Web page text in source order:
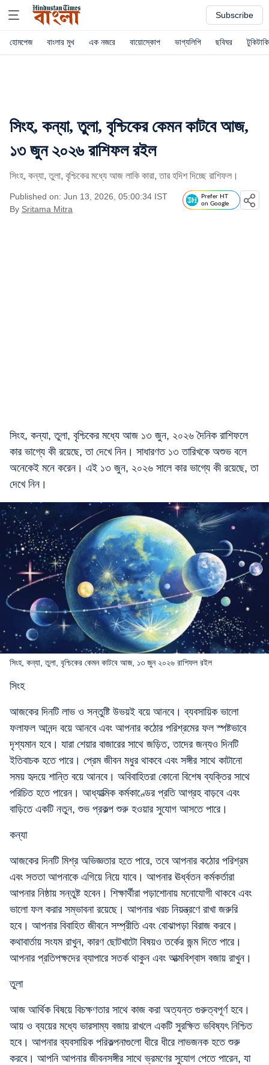
Subscribe
হোমপেজ বাংলার মুখ এক নজরে বায়োস্কোপ ভাগ্যলিপি ছবিঘর টুকিটাকি
সিংহ, কন্যা, তুলা, বৃশ্চিকের কেমন কাটবে আজ,
১৩ জুন ২০২৬ রাশিফল রইল
সিংহ, কন্যা, তুলা, বৃশ্চিকের মধ্যে আজ লাকি কারা, তার হদিশ দিচ্ছে রাশিফল।
Published on: Jun 13, 2026, 05:00:34 IST
By Sritama Mitra
Prefer HT
on Google
সিংহ, কন্যা, তুলা, বৃশ্চিকের মধ্যে আজ ১৩ জুন, ২০২৬ দৈনিক রাশিফলে
কার ভাগ্যে কী রয়েছে, তা দেখে নিন। সাধারণত ১৩ তারিখকে অশুভ বলে
অনেকেই মনে করেন। এই ১৩ জুন, ২০২৬ সালে কার ভাগ্যে কী রয়েছে, তা
দেখে নিন।
সিংহ, কন্যা, তুলা, বৃশ্চিকের কেমন কাটবে আজ, ১৩ জুন ২০২৬ রাশিফল রইল
সিংহ
আজকের দিনটি লাভ ও সন্তুষ্টি উভয়ই বয়ে আনবে। ব্যবসায়িক ভালো
ফলাফল আনন্দ বয়ে আনবে এবং আপনার কঠোর পরিশ্রমের ফল স্পষ্টভাবে
দৃশ্যমান হবে। যারা শেয়ার বাজারের সাথে জড়িত, তাদের জন্যও দিনটি
ইতিবাচক হতে পারে। প্রেম জীবন মধুর থাকবে এবং সঙ্গীর সাথে কাটানো
সময় হৃদয়ে শান্তি বয়ে আনবে। অবিবাহিতরা কোনো বিশেষ ব্যক্তির সাথে
পরিচিত হতে পারেন। আধ্যাত্মিক কর্মকাণ্ডের প্রতি আগ্রহ বাড়বে এবং
বাড়িতে একটি নতুন, শুভ প্রকল্প শুরু হওয়ার সুযোগ আসতে পারে।
কন্যা
আজকের দিনটি মিশ্র অভিজ্ঞতার হতে পারে, তবে আপনার কঠোর পরিশ্রম
এবং সততা আপনাকে এগিয়ে নিয়ে যাবে। আপনার ঊর্ধ্বতন কর্মকর্তারা
আপনার নিষ্ঠায় সন্তুষ্ট হবেন। শিক্ষার্থীরা পড়াশোনায় মনোযোগী থাকবে এবং
ভালো ফল করার সম্ভাবনা রয়েছে। আপনার খরচ নিয়ন্ত্রণে রাখা জরুরি
হবে। আপনার বিবাহিত জীবনে সম্প্রীতি এবং বোঝাপড়া বিরাজ করবে।
কথাবার্তায় সংযম রাখুন, কারণ ছোটখাটো বিষয়ও তর্কের জন্ম দিতে পারে।
আপনার প্রতিপক্ষদের ব্যাপারে সতর্ক থাকুন এবং আত্মবিশ্বাস বজায় রাখুন।
তুলা
আজ আর্থিক বিষয়ে বিচক্ষণতার সাথে কাজ করা অত্যন্ত গুরুত্বপূর্ণ হবে।
আয় ও ব্যয়ের মধ্যে ভারসাম্য বজায় রাখলে একটি সুরক্ষিত ভবিষ্যৎ নিশ্চিত
হবে। আপনার ব্যবসায়িক পরিকল্পনাগুলো ধীরে ধীরে লাভজনক হতে শুরু
করবে। আপনি আপনার জীবনসঙ্গীর সাথে ভ্রমণের সুযোগ পেতে পারেন, যা